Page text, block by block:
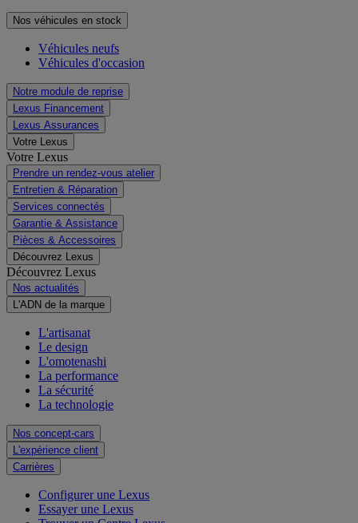
Nos véhicules en stock
Véhicules neufs
Véhicules d'occasion
Notre module de reprise
Lexus Financement
Lexus Assurances
Votre Lexus
Votre Lexus
Prendre un rendez-vous atelier
Entretien & Réparation
Services connectés
Garantie & Assistance
Pièces & Accessoires
Découvrez Lexus
Découvrez Lexus
Nos actualités
L'ADN de la marque
L'artisanat
Le design
L'omotenashi
La performance
La sécurité
La technologie
Nos concept-cars
L'expérience client
Carrières
Configurer une Lexus
Essayer une Lexus